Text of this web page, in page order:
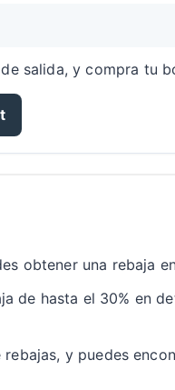
salida, y compra tu
obtener una rebaja
de hasta el 30% en
y puedes